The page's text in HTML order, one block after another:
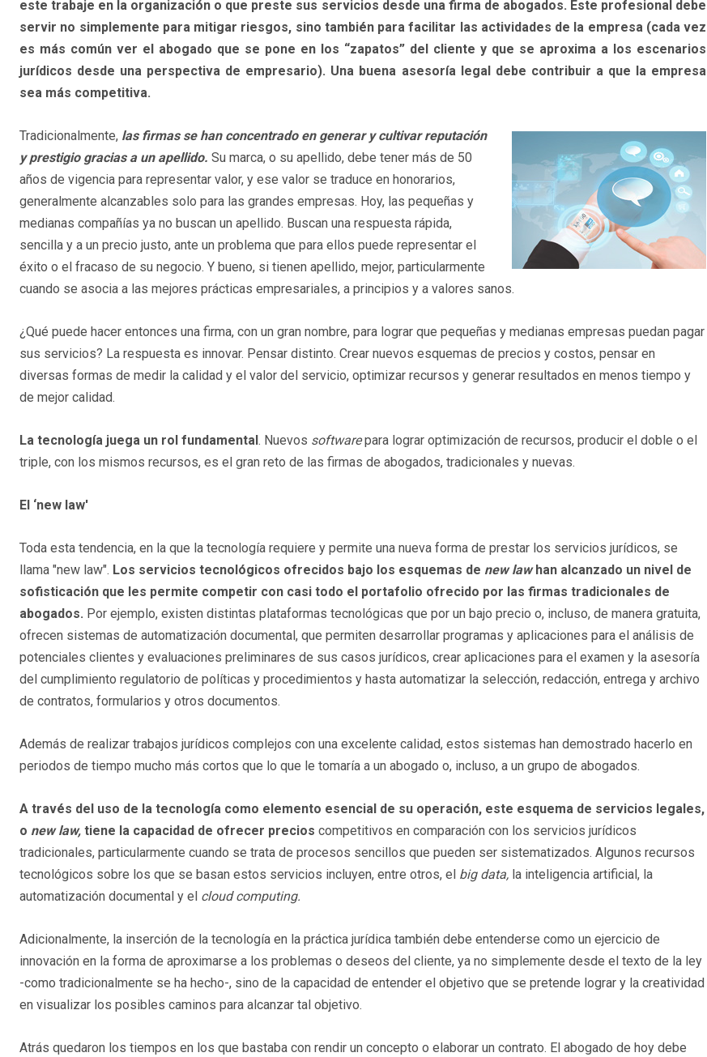
este trabaje en la organización o que preste sus servicios desde una firma de abogados. Este profesional debe
servir no simplemente para mitigar riesgos, sino también para facilitar las actividades de la empresa (cada vez
es más común ver el abogado que se pone en los “zapatos” del cliente y que se aproxima a los escenarios
jurídicos desde una perspectiva de empresario). Una buena asesoría legal debe contribuir a que la empresa
sea más competitiva.
Tradicionalmente, las firmas se han concentrado en generar y cultivar reputación
y prestigio gracias a un apellido. Su marca, o su apellido, debe tener más de 50
años de vigencia para representar valor, y ese valor se traduce en honorarios,
generalmente alcanzables solo para las grandes empresas. Hoy, las pequeñas y
medianas compañías ya no buscan un apellido. Buscan una respuesta rápida,
sencilla y a un precio justo, ante un problema que para ellos puede representar el
éxito o el fracaso de su negocio. Y bueno, si tienen apellido, mejor, particularmente
cuando se asocia a las mejores prácticas empresariales, a principios y a valores sanos.
¿Qué puede hacer entonces una firma, con un gran nombre, para lograr que pequeñas y medianas empresas puedan pagar
sus servicios? La respuesta es innovar. Pensar distinto. Crear nuevos esquemas de precios y costos, pensar en
diversas formas de medir la calidad y el valor del servicio, optimizar recursos y generar resultados en menos tiempo y
de mejor calidad.
La tecnología juega un rol fundamental. Nuevos softwarepara lograr optimización de recursos, producir el doble o el
triple, con los mismos recursos, es el gran reto de las firmas de abogados, tradicionales y nuevas.
El ‘new law'
Toda esta tendencia, en la que la tecnología requiere y permite una nueva forma de prestar los servicios jurídicos, se
llama "new law". Los servicios tecnológicos ofrecidos bajo los esquemas de new lawhan alcanzado un nivel de
sofisticación que les permite competir con casi todo el portafolio ofrecido por las firmas tradicionales de
abogados. Por ejemplo, existen distintas plataformas tecnológicas que por un bajo precio o, incluso, de manera gratuita,
ofrecen sistemas de automatización documental, que permiten desarrollar programas y aplicaciones para el análisis de
potenciales clientes y evaluaciones preliminares de sus casos jurídicos, crear aplicaciones para el examen y la asesoría
del cumplimiento regulatorio de políticas y procedimientos y hasta automatizar la selección, redacción, entrega y archivo
de contratos, formularios y otros documentos.
Además de realizar trabajos jurídicos complejos con una excelente calidad, estos sistemas han demostrado hacerlo en
periodos de tiempo mucho más cortos que lo que le tomaría a un abogado o, incluso, a un grupo de abogados.
A través del uso de la tecnología como elemento esencial de su operación, este esquema de servicios legales,
o new law, tiene la capacidad de ofrecer precios competitivos en comparación con los servicios jurídicos
tradicionales, particularmente cuando se trata de procesos sencillos que pueden ser sistematizados. Algunos recursos
tecnológicos sobre los que se basan estos servicios incluyen, entre otros, el big data, la inteligencia artificial, la
automatización documental y el cloud computing.
Adicionalmente, la inserción de la tecnología en la práctica jurídica también debe entenderse como un ejercicio de
innovación en la forma de aproximarse a los problemas o deseos del cliente, ya no simplemente desde el texto de la ley
-como tradicionalmente se ha hecho-, sino de la capacidad de entender el objetivo que se pretende lograr y la creatividad
en visualizar los posibles caminos para alcanzar tal objetivo.
Atrás quedaron los tiempos en los que bastaba con rendir un concepto o elaborar un contrato. El abogado de hoy debe